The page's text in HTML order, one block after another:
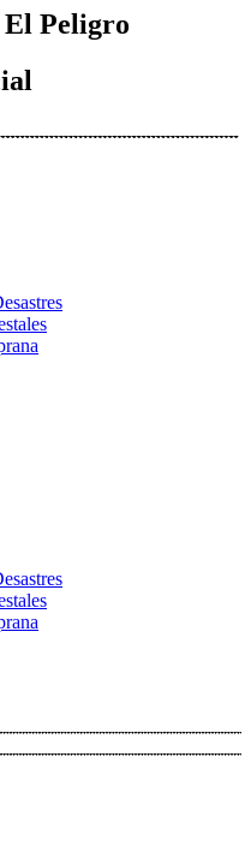
Peligro